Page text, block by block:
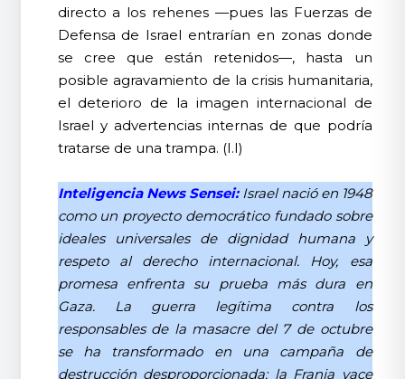
directo a los rehenes —pues las Fuerzas de
Defensa de Israel entrarían en zonas donde
se cree que están retenidos—, hasta un
posible agravamiento de la crisis humanitaria,
el deterioro de la imagen internacional de
Israel y advertencias internas de que podría
tratarse de una trampa. (I.I)
Inteligencia News Sensei:Israel nació en 1948
como un proyecto democrático fundado sobre
ideales universales de dignidad humana y
respeto al derecho internacional. Hoy, esa
promesa enfrenta su prueba más dura en
Gaza. La guerra legítima contra los
responsables de la masacre del 7 de octubre
se ha transformado en una campaña de
destrucción desproporcionada: la Franja yace